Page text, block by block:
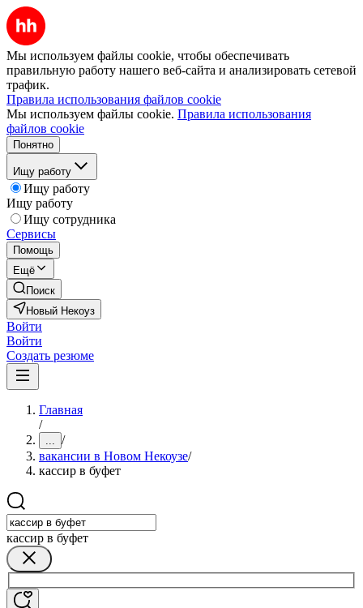
Мы используем файлы cookie, чтобы обеспечивать
правильную работу нашего веб-сайта и анализировать сетевой
трафик.
Правила использования файлов cookie
Мы используем файлы cookie. Правила использования
файлов cookie
Понятно
Ищу работу
Ищу работу
Ищу работу
Ищу сотрудника
Сервисы
Помощь
Ещё
Поиск
Новый Некоуз
Войти
Войти
Создать резюме
Главная
/
... /
вакансии в Новом Некоузе/
кассир в буфет
кассир в буфет